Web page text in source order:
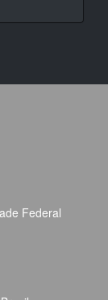
Federal